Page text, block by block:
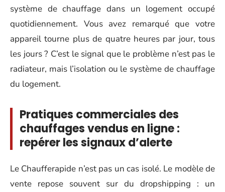
système de chauffage dans un logement occupé
quotidiennement. Vous avez remarqué que votre
appareil tourne plus de quatre heures par jour, tous
les jours ? C’est le signal que le problème n’est pas le
radiateur, mais l’isolation ou le système de chauffage
du logement.
Pratiques commerciales des
chauffages vendus en ligne :
repérer les signaux d’alerte
Le Chaufferapide n’est pas un cas isolé. Le modèle de
vente repose souvent sur du dropshipping : un